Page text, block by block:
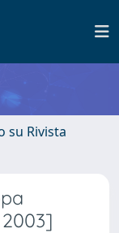
su Rivista